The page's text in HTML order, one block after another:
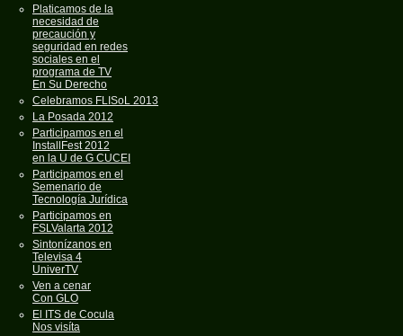
Platicamos de la
necesidad de
precaución y
seguridad en redes
sociales en el
programa de TV
En Su Derecho
Celebramos FLISoL 2013
La Posada 2012
Participamos en el
InstallFest 2012
en la U de G CUCEI
Participamos en el
Semenario de
Tecnología Jurídica
Participamos en
FSLValarta 2012
Sintonízanos en
Televisa 4
UniverTV
Ven a cenar
Con GLO
El ITS de Cocula
Nos visíta